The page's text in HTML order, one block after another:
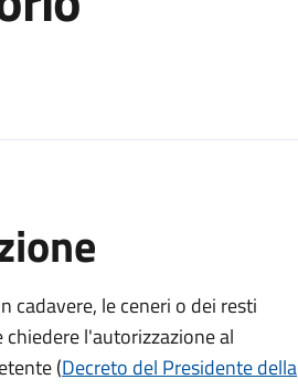
cadavere, le ceneri o dei resti
l'autorizzazione al
(Decreto del Presidente della